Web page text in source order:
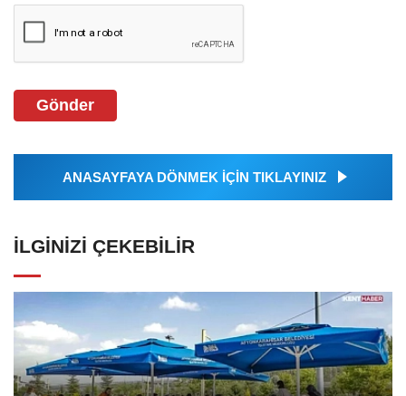
Gönder
ANASAYFAYA DÖNMEK İÇİN TIKLAYINIZ
İLGINIZI ÇEKEBILIR